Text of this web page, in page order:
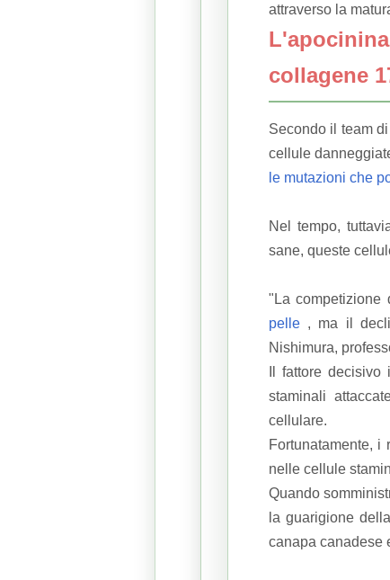
attraverso la
collagene
Secondo il team
cellule
le mutazioni che
Nel tempo,
sane, queste
"La
pelle, ma il
Nishimura,
Il fattore
staminali
cellulare.
Fortunatamente,
nelle cellule
Quando
la guarigione
canapa canadese